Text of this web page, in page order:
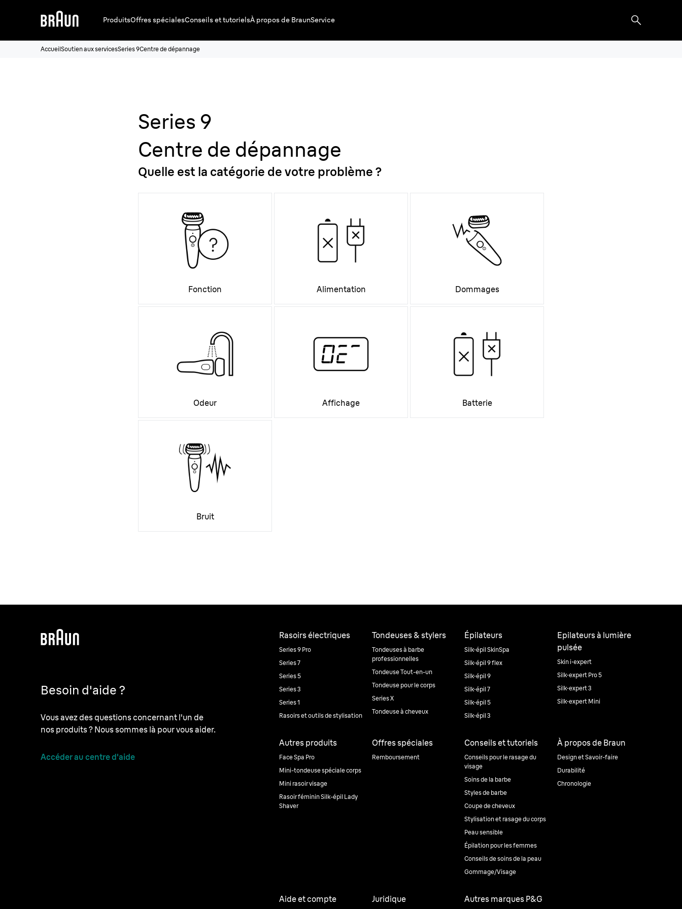
ProduitsOffres spécialesConseils et tutorielsÀ propos de BraunService
AccueilSoutien aux servicesSeries 9Centre de dépannage
Series 9
Centre de dépannage
Quelle est la catégorie de votre problème ?
Fonction Alimentation Dommages
Odeur Affichage Batterie
Bruit
Besoin d'aide ?
Vous avez des questions concernant l'un de
nos produits ? Nous sommes là pour vous aider.
Accéder au centre d'aide
Rasoirs électriques
Series 9 Pro
Series 7
Series 5
Series 3
Series 1
Rasoirs et outils de stylisation
Tondeuses & stylers
Tondeuses à barbe
professionnelles
Tondeuse Tout-en-un
Tondeuse pour le corps
Series X
Tondeuse à cheveux
Épilateurs
Silk·épil SkinSpa
Silk·épil 9 flex
Silk·épil 9
Silk·épil 7
Silk·épil 5
Silk·épil 3
Epilateurs à lumière
pulsée
Skin i·expert
Silk·expert Pro 5
Silk·expert 3
Silk·expert Mini
Autres produits
Face Spa Pro
Mini-tondeuse spéciale corps
Mini rasoir visage
Rasoir féminin Silk-épil Lady
Shaver
Offres spéciales
Remboursement
Conseils et tutoriels
Conseils pour le rasage du
visage
Soins de la barbe
Styles de barbe
Coupe de cheveux
Stylisation et rasage du corps
Peau sensible
Épilation pour les femmes
Conseils de soins de la peau
Gommage/Visage
À propos de Braun
Design et Savoir-faire
Durabilité
Chronologie
Aide et compte Juridique Autres marques P&G